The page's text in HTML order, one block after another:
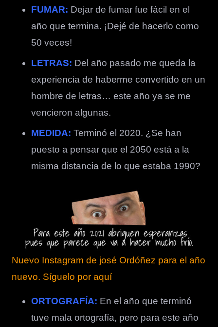
FUMAR: Dejar de fumar fue fácil en el
año que termina. ¡Dejé de hacerlo como
50 veces!
LETRAS: Del año pasado me queda la
experiencia de haberme convertido en un
hombre de letras… este año ya se me
vencieron algunas.
MEDIDA: Terminó el 2020. ¿ Se han
puesto a pensar que el 2050 está a la
misma distancia de lo que estaba 1990?
Nuevo Instagram de josé Ordóñez para el año
nuevo. Síguelo por aquí
ORTOGRAFÍA: En el año que terminó
tuve mala ortografía, pero para este año